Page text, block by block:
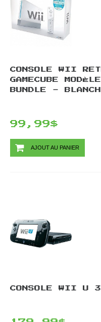
CONSOLE WII
GAMECUBE
BUNDLE -
99,99$
AJOUT AU PANIER
CONSOLE WII U